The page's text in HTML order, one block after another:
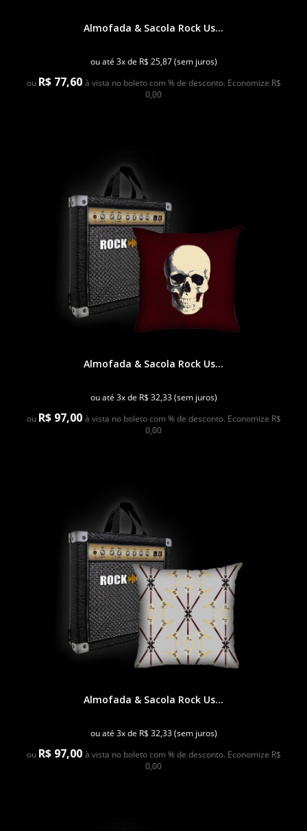
Almofada & Sacola Rock Us...
ou até 3x de R$ 25,87 (sem juros)
ou R$ 77,60 à vista no boleto com % de desconto. Economize R$
0,00
Almofada & Sacola Rock Us...
ou até 3x de R$ 32,33 (sem juros)
ou R$ 97,00 à vista no boleto com % de desconto. Economize R$
0,00
Almofada & Sacola Rock Us...
ou até 3x de R$ 32,33 (sem juros)
ou R$ 97,00 à vista no boleto com % de desconto. Economize R$
0,00